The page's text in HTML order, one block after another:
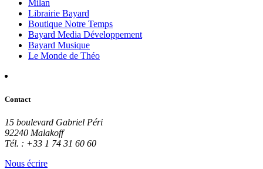
Milan
Librairie Bayard
Boutique Notre Temps
Bayard Media Développement
Bayard Musique
Le Monde de Théo
Contact
15 boulevard Gabriel Péri
92240 Malakoff
Tél. : +33 1 74 31 60 60
Nous écrire